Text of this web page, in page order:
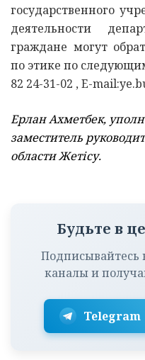
государственного
деятельности
граждане могут
по этике по
82 24-31-02 , E-
Ерлан Ахметбек,
заместитель
области Жетісу.
Будьте в
каналы и
Telegram